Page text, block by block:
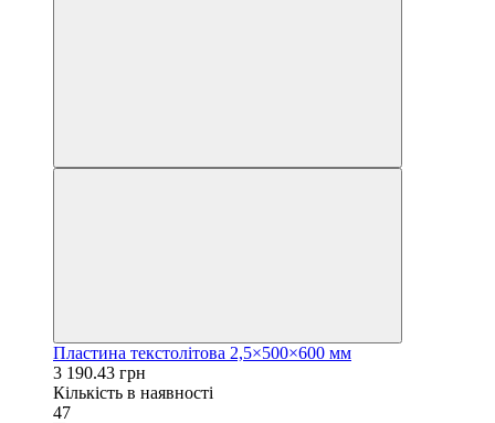
Пластина текстолітова 2,5×500×600 мм
3 190.43 грн
Кількість в наявності
47